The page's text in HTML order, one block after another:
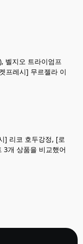
벨지오 트라이엄프
프레시] 무르젤라 이
] 리코 호두강정, [로
개 상품을 비교했어